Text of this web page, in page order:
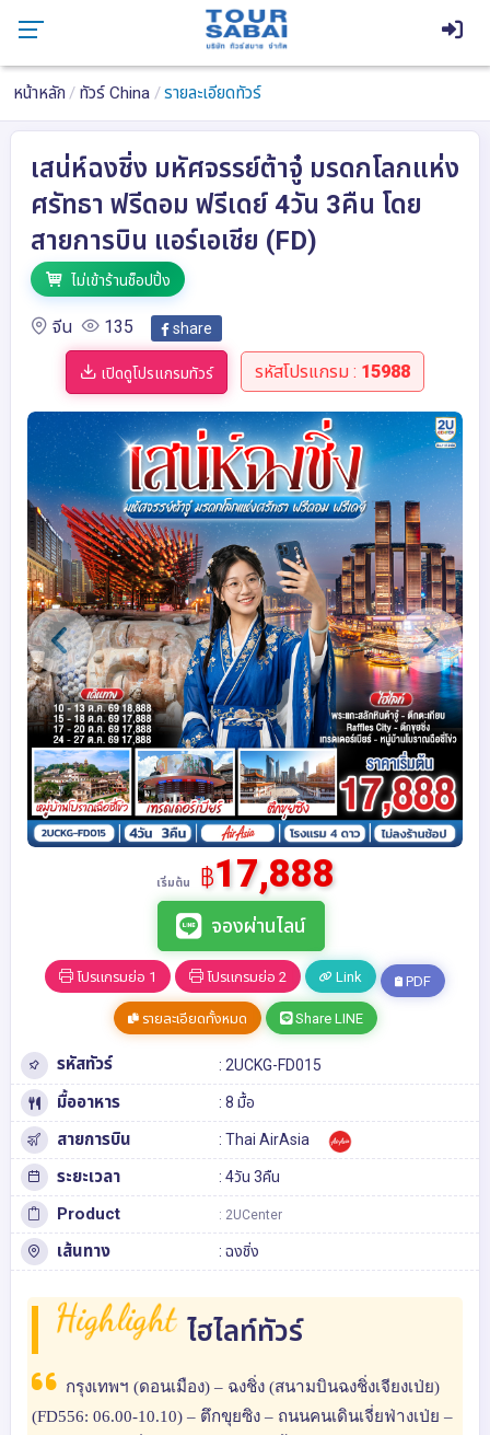
หน้าหลัก ทัวร์ China รายละเอียดทัวร์
เสน่ห์ฉงชิ่ง มหัศจรรย์ต้าจู๋ มรดกโลกแห่ง
ศรัทธา ฟรีดอม ฟรีเดย์ 4วัน 3คืน โดย
สายการบิน แอร์เอเชีย (FD)
ไม่เข้าร้านช็อปปิ้ง
จีน 135 share
เปิดดูโปรแกรมทัวร์ รหัสโปรแกรม : 15988
เริ่มต้น ฿17,888
จองผ่านไลน์
โปรแกรมย่อ 1 โปรแกรมย่อ 2 Link PDF
รายละเอียดทั้งหมด Share LINE
รหัสทัวร์ : 2UCKG-FD015
มื้ออาหาร : 8 มื้อ
สายการบิน : Thai AirAsia
ระยะเวลา : 4วัน 3คืน
Product : 2UCenter
เส้นทาง : ฉงชิ่ง
Highlight ไฮไลท์ทัวร์
กรุงเทพฯ (ดอนเมือง) – ฉงชิ่ง (สนามบินฉงชิ่งเจียงเป่ย)
(FD556: 06.00-10.10) – ตึกขุยซิง – ถนนคนเดินเจี่ยฟ่างเป่ย –